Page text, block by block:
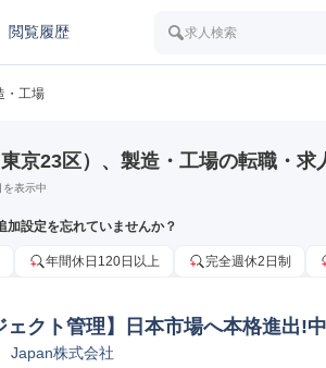
閲覧履歴 求人検索
・工場
京23区）、製造・工場の転職・求
を表示中
加設定を忘れていませんか？
年間休日120日以上 完全週休2日制
ェクト管理】日本市場へ本格進出!
製造オペレーター/ラインマネージャ
株式会社